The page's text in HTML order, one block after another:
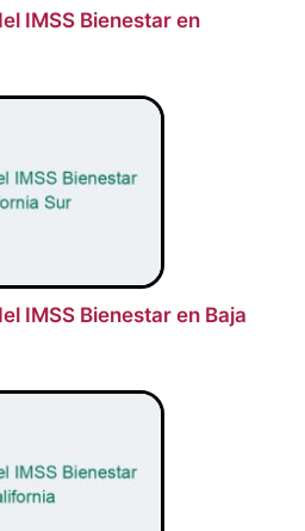
IMSS Bienestar en
IMSS Bienestar en Baja